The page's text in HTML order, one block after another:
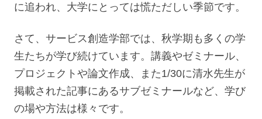
に追われ、大学にとっては慌ただしい季節です。
さて、サービス創造学部では、秋学期も多くの学
生たちが学び続けています。講義やゼミナール、
プロジェクトや論文作成、また1/30に清水先生が
掲載された記事にあるサブゼミナールなど、学び
の場や方法は様々です。